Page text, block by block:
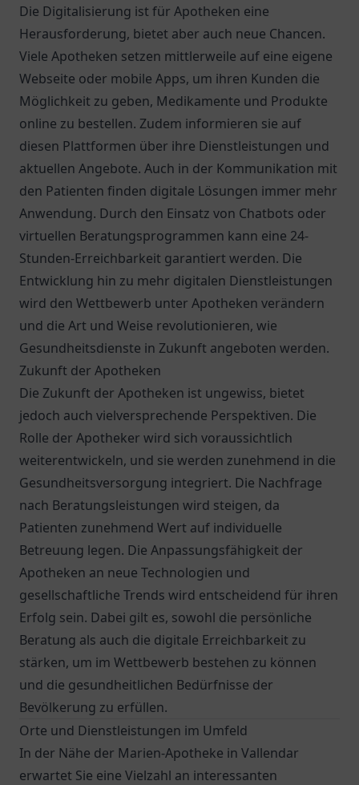
Die Digitalisierung ist für Apotheken eine
Herausforderung, bietet aber auch neue Chancen.
Viele Apotheken setzen mittlerweile auf eine eigene
Webseite oder mobile Apps, um ihren Kunden die
Möglichkeit zu geben, Medikamente und Produkte
online zu bestellen. Zudem informieren sie auf
diesen Plattformen über ihre Dienstleistungen und
aktuellen Angebote. Auch in der Kommunikation mit
den Patienten finden digitale Lösungen immer mehr
Anwendung. Durch den Einsatz von Chatbots oder
virtuellen Beratungsprogrammen kann eine 24-
Stunden-Erreichbarkeit garantiert werden. Die
Entwicklung hin zu mehr digitalen Dienstleistungen
wird den Wettbewerb unter Apotheken verändern
und die Art und Weise revolutionieren, wie
Gesundheitsdienste in Zukunft angeboten werden.
Zukunft der Apotheken
Die Zukunft der Apotheken ist ungewiss, bietet
jedoch auch vielversprechende Perspektiven. Die
Rolle der Apotheker wird sich voraussichtlich
weiterentwickeln, und sie werden zunehmend in die
Gesundheitsversorgung integriert. Die Nachfrage
nach Beratungsleistungen wird steigen, da
Patienten zunehmend Wert auf individuelle
Betreuung legen. Die Anpassungsfähigkeit der
Apotheken an neue Technologien und
gesellschaftliche Trends wird entscheidend für ihren
Erfolg sein. Dabei gilt es, sowohl die persönliche
Beratung als auch die digitale Erreichbarkeit zu
stärken, um im Wettbewerb bestehen zu können
und die gesundheitlichen Bedürfnisse der
Bevölkerung zu erfüllen.
Orte und Dienstleistungen im Umfeld
In der Nähe der Marien-Apotheke in Vallendar
erwartet Sie eine Vielzahl an interessanten